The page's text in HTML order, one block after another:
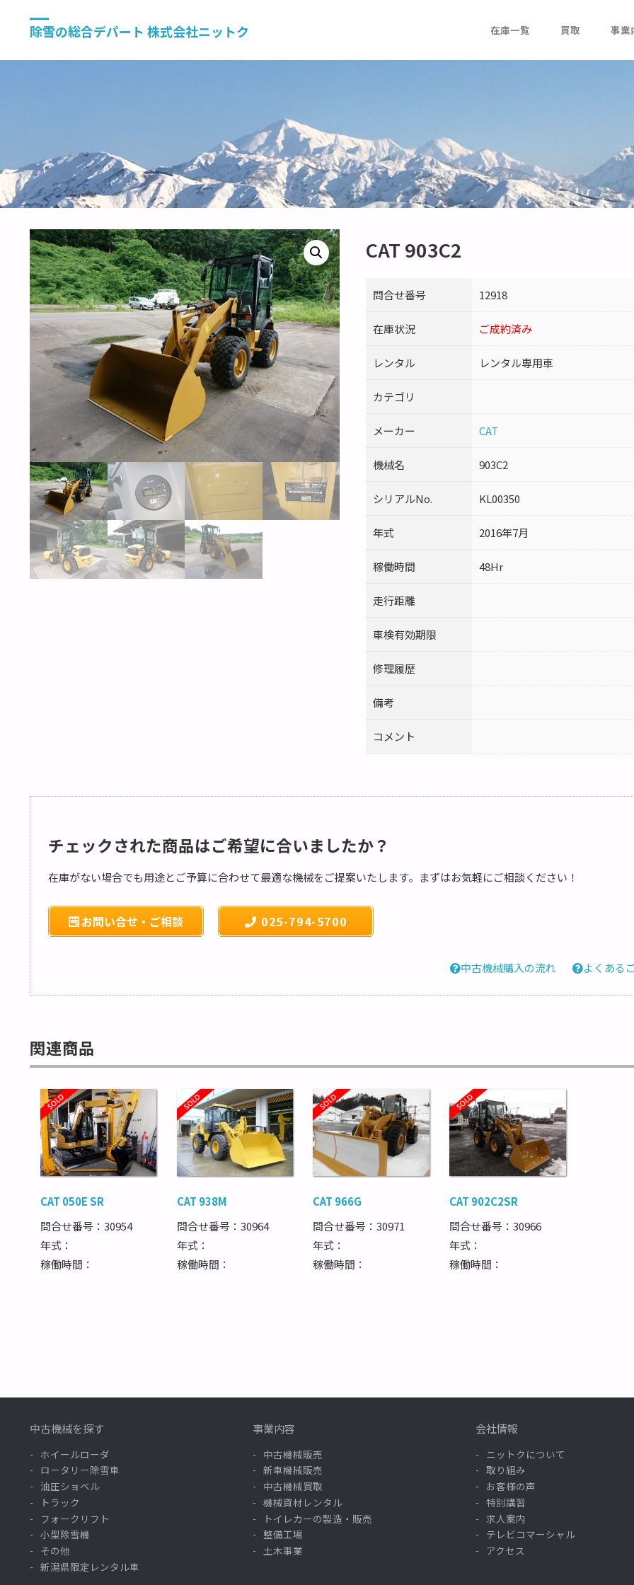
除雪の総合デパート 株式会社ニットク 在庫一覧 買取 事業
CAT 903C2
問合せ番号 12918
在庫状況 ご成約済み
レンタル レンタル専用車
カテゴリ
メーカー CAT
機械名 903C2
シリアルNo. KL00350
年式 2016年7月
稼働時間 48Hr
走行距離
車検有効期限
修理履歴
備考
コメント
チェックされた商品はご希望に合いましたか？
在庫がない場合でも用途とご予算に合わせて最適な機械をご提案いたします。まずはお気軽にご相談ください！
お問い合せ・ご相談 025-794-5700
中古機械購入の流れ よくある
関連商品
CAT 050E SR
問合せ番号：30954
年式：
稼働時間：
CAT 938M
問合せ番号：30964
年式：
稼働時間：
CAT 966G
問合せ番号：30971
年式：
稼働時間：
CAT 902C2SR
問合せ番号：30966
年式：
稼働時間：
中古機械を探す
ホイールローダ
ロータリー除雪車
油圧ショベル
トラック
フォークリフト
小型除雪機
その他
新潟県限定レンタル車
事業内容
中古機械販売
新車機械販売
中古機械買取
機械資材レンタル
トイレカーの製造・販売
整備工場
土木事業
会社情報
ニットクについて
取り組み
お客様の声
特別講習
求人案内
テレビコマーシャル
アクセス